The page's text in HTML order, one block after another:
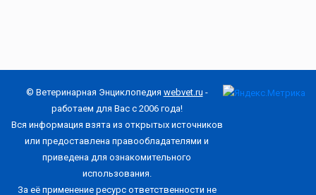
© Ветеринарная Энциклопедия webvet.ru -
работаем для Вас с 2006 года!
Вся информация взята из открытых источников
или предоставлена правообладателями и
приведена для ознакомительного
использования.
За её применение ресурс ответственности не